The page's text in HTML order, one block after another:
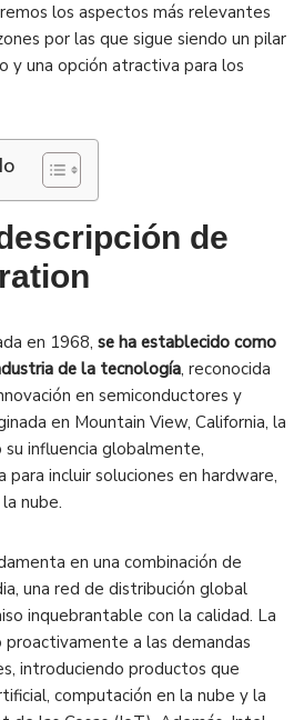
los aspectos más relevantes
por las que sigue siendo un pilar
y una opción atractiva para los
de
en 1968, se ha establecido como
de la tecnología, reconocida
en semiconductores y
en Mountain View, California, la
influencia globalmente,
para incluir soluciones en hardware,
nube.
en una combinación de
una red de distribución global
inquebrantable con la calidad. La
a las demandas
introduciendo productos que
computación en la nube y la